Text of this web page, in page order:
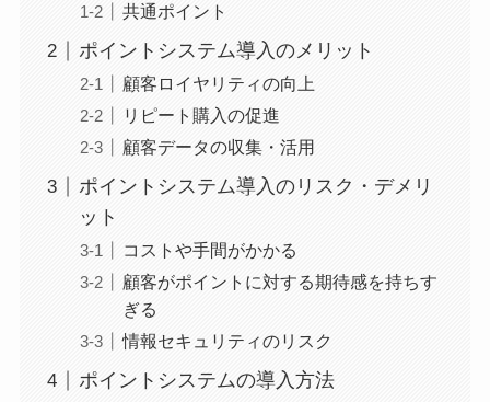
共通ポイント
ポイントシステム導入のメリット
顧客ロイヤリティの向上
リピート購入の促進
顧客データの収集・活用
ポイントシステム導入のリスク・デメリ
ット
コストや手間がかかる
顧客がポイントに対する期待感を持ちす
ぎる
情報セキュリティのリスク
ポイントシステムの導入方法